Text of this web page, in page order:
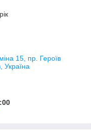
15, пр. Героїв
Україна